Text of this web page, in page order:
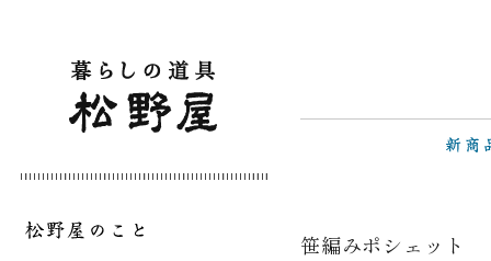
笹編みポシェット